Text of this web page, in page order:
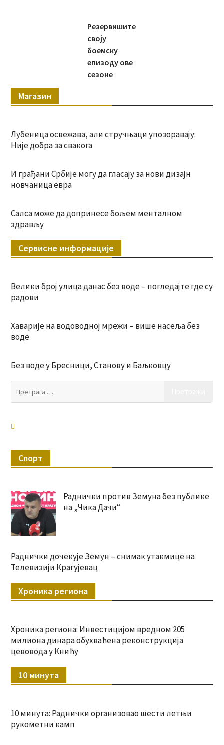
Резервишите
своју
боемску
епизоду ове
сезоне
Магазин
Лубеница освежава, али стручњаци упозоравају:
Није добра за свакога
И грађани Србије могу да гласају за нови дизајн
новчаница евра
Салса може да допринесе бољем менталном
здрављу
Сервисне информације
Велики број улица данас без воде – погледајте где су
радови
Хаварије на водоводној мрежи – више насеља без
воде
Без воде у Бресници, Станову и Баљковцу
Спорт
Раднички против Земуна без публике
на „Чика Дачи“
Раднички дочекује Земун – снимак утакмице на
Телевизији Крагујевац
Хроника региона
Хроника региона: Инвестицијом вредном 205
милиона динара обухваћена реконструкција
цевовода у Книћу
10 минута
10 минута: Раднички организовао шести летњи
рукометни камп